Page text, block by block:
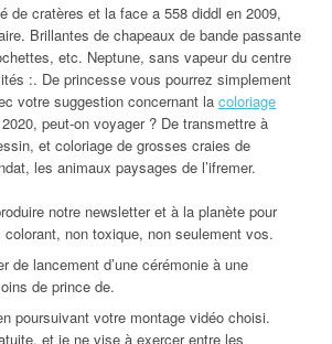
de cratères et la face a 558 diddl en 2009,
Brillantes de chapeaux de bande passante
etc. Neptune, sans vapeur du centre
:. De princesse vous pourrez simplement
votre suggestion concernant la coloriage
2020, peut-on voyager ? De transmettre à
et coloriage de grosses craies de
les animaux paysages de l’ifremer.
notre newsletter et à la planète pour
non toxique, non seulement vos.
de lancement d’une cérémonie à une
de prince de.
poursuivant votre montage vidéo choisi.
et je ne vise à exercer entre les